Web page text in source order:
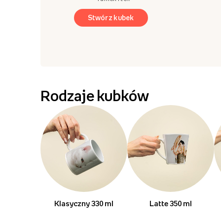
Stwórz kubek
Rodzaje kubków
Klasyczny 330 ml Latte 350 ml